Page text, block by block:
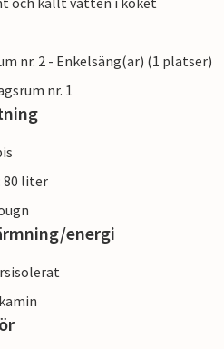
nr. 2 - Enkelsäng(ar) (1 platser)
nr. 1
80 liter
energi